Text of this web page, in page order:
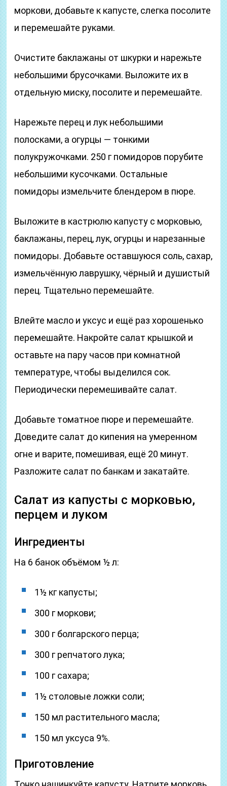
моркови, добавьте к капусте, слегка посолите
и перемешайте руками.
Очистите баклажаны от шкурки и нарежьте
небольшими брусочками. Выложите их в
отдельную миску, посолите и перемешайте.
Нарежьте перец и лук небольшими
полосками, а огурцы — тонкими
полукружочками. 250 г помидоров порубите
небольшими кусочками. Остальные
помидоры измельчите блендером в пюре.
Выложите в кастрюлю капусту с морковью,
баклажаны, перец, лук, огурцы и нарезанные
помидоры. Добавьте оставшуюся соль, сахар,
измельчённую лаврушку, чёрный и душистый
перец. Тщательно перемешайте.
Влейте масло и уксус и ещё раз хорошенько
перемешайте. Накройте салат крышкой и
оставьте на пару часов при комнатной
температуре, чтобы выделился сок.
Периодически перемешивайте салат.
Добавьте томатное пюре и перемешайте.
Доведите салат до кипения на умеренном
огне и варите, помешивая, ещё 20 минут.
Разложите салат по банкам и закатайте.
Салат из капусты с морковью,
перцем и луком
Ингредиенты
На 6 банок объёмом ½ л:
1½ кг капусты;
300 г моркови;
300 г болгарского перца;
300 г репчатого лука;
100 г сахара;
1½ столовые ложки соли;
150 мл растительного масла;
150 мл уксуса 9%.
Приготовление